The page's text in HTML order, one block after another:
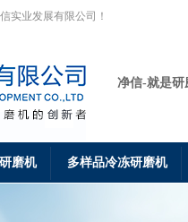
实业发展有限公司！
净信-就是研
磨机 多样品冷冻研磨机